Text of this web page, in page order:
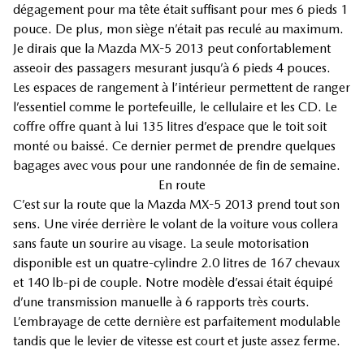
dégagement pour ma tête était suffisant pour mes 6 pieds 1
pouce. De plus, mon siège n’était pas reculé au maximum.
Je dirais que la Mazda MX-5 2013 peut confortablement
asseoir des passagers mesurant jusqu’à 6 pieds 4 pouces.
Les espaces de rangement à l’intérieur permettent de ranger
l’essentiel comme le portefeuille, le cellulaire et les CD. Le
coffre offre quant à lui 135 litres d’espace que le toit soit
monté ou baissé. Ce dernier permet de prendre quelques
bagages avec vous pour une randonnée de fin de semaine.
En route
C’est sur la route que la Mazda MX-5 2013 prend tout son
sens. Une virée derrière le volant de la voiture vous collera
sans faute un sourire au visage. La seule motorisation
disponible est un quatre-cylindre 2.0 litres de 167 chevaux
et 140 lb-pi de couple. Notre modèle d’essai était équipé
d’une transmission manuelle à 6 rapports très courts.
L’embrayage de cette dernière est parfaitement modulable
tandis que le levier de vitesse est court et juste assez ferme.